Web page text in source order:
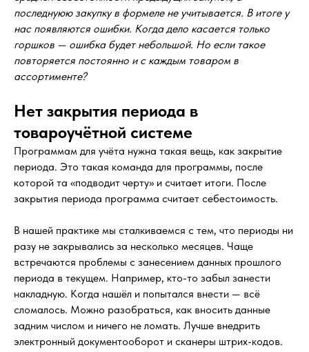
последнуюю закупку в формеле не учитывается. В итоге у
нас появляются ошибки. Когда дело касается только
горшков — ошибка будет небольшой. Но если такое
повторяется постоянно и с каждым товаром в
ассортименте?
Нет закрытия периода в
товароучётной системе
Программам для учёта нужна такая вещь, как закрытие
периода. Это такая команда для программы, после
которой та «подводит черту» и считает итоги. После
закрытия периода программа считает себестоимость.
В нашей практике мы сталкиваемся с тем, что периоды ни
разу не закрывались за несколько месяцев. Чаще
встречаются проблемы с занесением данных прошлого
периода в текущем. Например, кто-то забыл занести
накладную. Когда нашёл и попытался внести — всё
сломалось. Можно разобраться, как вносить данные
задним числом и ничего не ломать. Лучше внедрить
электронный документооборот и сканеры штрих-кодов.